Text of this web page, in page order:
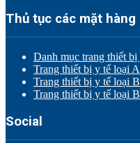
Thủ tục các mặt hàng
Danh mục trang thiết bị
Trang thiết bị y tế loại A
Trang thiết bị y tế loại
Trang thiết bị y tế loại
Social